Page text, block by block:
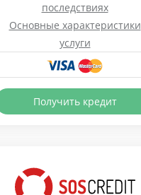
последствиях
Основные характеристики
услуги
Получить кредит